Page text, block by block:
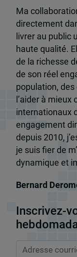
Ma
directement
livrer au public
haute qualité.
de la richesse
de son réel
population,
l’aider à
internationaux
engagement
depuis 2010,
je suis fier de
dynamique et
Bernard
Inscrivez-